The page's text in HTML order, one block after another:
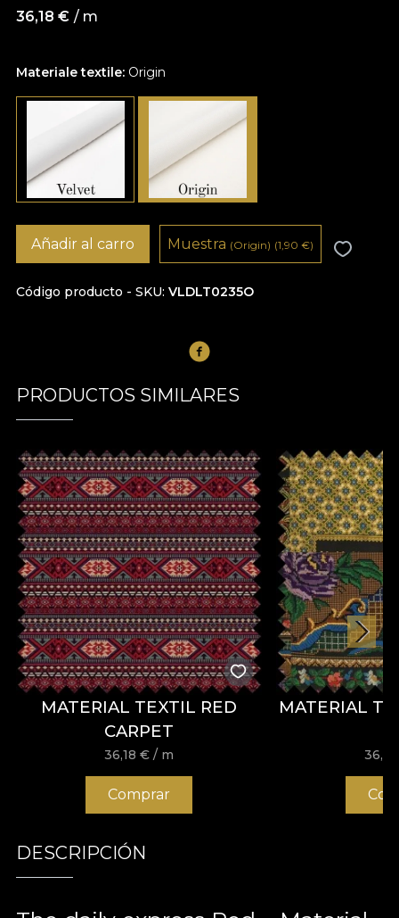
Materiale textile: Origin
36,18 € / m
Código producto - SKU VLDLT0235O
Añadir al carro Muestra (Origin) (1,90 €)
PRODUCTOS SIMILARES
MATERIAL TEXTIL RED
CARPET
36,18€ / m
Comprar
MATERIAL
DESCRIPCIÓN